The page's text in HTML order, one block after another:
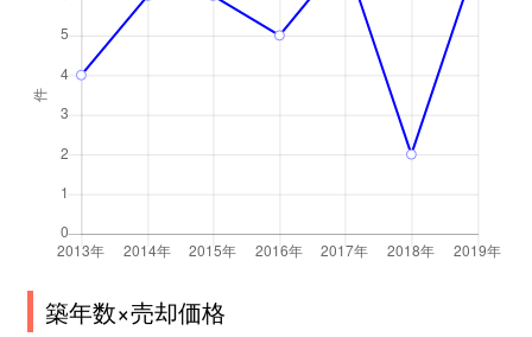
築年数×売却価格